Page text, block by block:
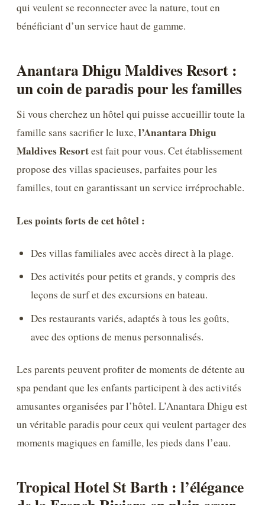
qui veulent se reconnecter avec la nature, tout en
bénéficiant d’un service haut de gamme.
Anantara Dhigu Maldives Resort :
un coin de paradis pour les familles
Si vous cherchez un hôtel qui puisse accueillir toute la
famille sans sacrifier le luxe,l’Anantara Dhigu
Maldives Resortest fait pour vous. Cet établissement
propose des villas spacieuses, parfaites pour les
familles, tout en garantissant un service irréprochable.
Les points forts de cet hôtel :
Des villas familiales avec accès direct à la plage.
Des activités pour petits et grands, y compris des
leçons de surf et des excursions en bateau.
Des restaurants variés, adaptés à tous les goûts,
avec des options de menus personnalisés.
Les parents peuvent profiter de moments de détente au
spa pendant que les enfants participent à des activités
amusantes organisées par l’hôtel. L’Anantara Dhigu est
un véritable paradis pour ceux qui veulent partager des
moments magiques en famille, les pieds dans l’eau.
Tropical Hotel St Barth : l’élégance